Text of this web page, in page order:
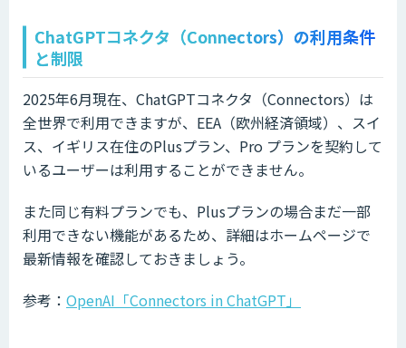
ChatGPTコネクタ（Connectors）の利用条件
と制限
2025年6月現在、ChatGPTコネクタ（Connectors）は
全世界で利用できますが、EEA（欧州経済領域）、スイ
ス、イギリス在住のPlusプラン、Pro プランを契約して
いるユーザーは利用することができません。
また同じ有料プランでも、Plusプランの場合まだ一部
利用できない機能があるため、詳細はホームページで
最新情報を確認しておきましょう。
参考： OpenAI「Connectors in ChatGPT」